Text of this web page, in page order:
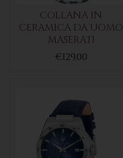
COLLANA IN
CERAMICA DA UOMO
MASERATI
€129.00